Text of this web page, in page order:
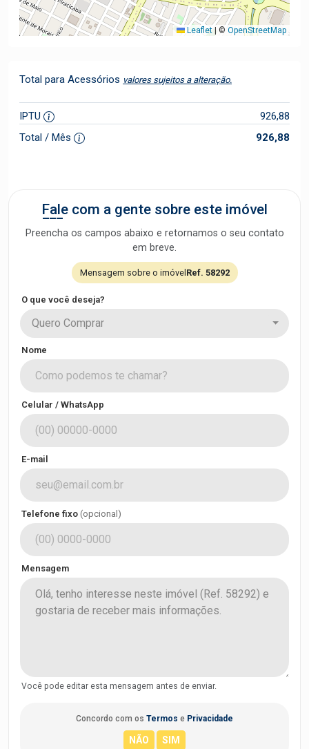
Leaflet © OpenStreetMap
Total para Acessórios valores sujeitos a alteração.
IPTU
926,88
Total / Mês
926,88
Fale com a gente sobre este imóvel
Preencha os campos abaixo e retornamos o seu contato
em breve.
Mensagem sobre o imóvel Ref. 58292
O que você deseja?
Quero Comprar
Nome
Celular / WhatsApp
E-mail
Telefone fixo (opcional)
Mensagem
Você pode editar esta mensagem antes de enviar.
Concordo com os Termos e Privacidade